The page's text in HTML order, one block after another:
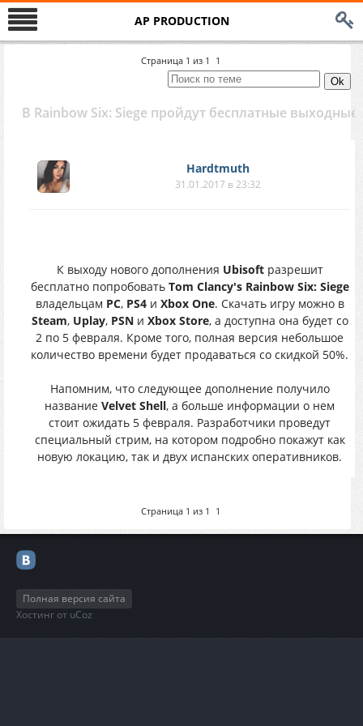
AP PRODUCTION
Страница 1 из 1 1
В Rainbow Six: Siege пройдут бесплатные выходные
Hardtmuth
31.01.2017 в 23:32
К выходу нового дополнения Ubisoftразрешит
бесплатно попробовать Tom Clancy's Rainbow Six: Siege
владельцам PC, PS4и Xbox One. Скачать игру можно в
Steam, Uplay, PSNи Xbox Store, а доступна она будет со
2 по 5 февраля. Кроме того, полная версия небольшое
количество времени будет продаваться со скидкой 50%.
Напомним, что следующее дополнение получило
название Velvet Shell, а больше информации о нем
стоит ожидать 5 февраля. Разработчики проведут
специальный стрим, на котором подробно покажут как
новую локацию, так и двух испанских оперативников.
Страница 1 из 1 1
Полная версия сайта
Хостинг от uCoz